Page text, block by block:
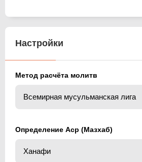
Настройки
Метод расчёта молитв
Определение Аср (Мазхаб)